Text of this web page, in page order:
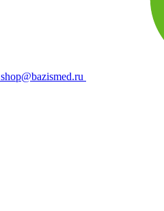
shop@bazismed.ru